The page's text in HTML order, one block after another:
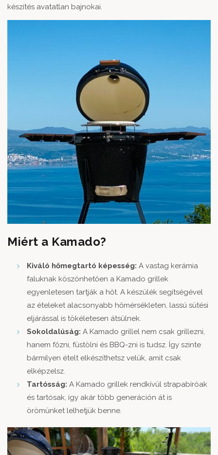
készítés avatatlan bajnokai.
Miért a Kamado?
Kiváló hőmegtartó képesség: A vastag kerámia
faluknak köszönhetően a Kamado grillek
egyenletesen tartják a hőt. A készülék segítségével
az ételeket alacsonyabb hőmérsékleten, lassú sütési
eljárással is tökéletesen átsülnek.
Sokoldalúság: A Kamado grillel nem csak grillezni,
hanem főzni, füstölni és BBQ-zni is tudsz. Így szinte
bármilyen ételt elkészíthetsz velük, amit csak
elképzelsz.
Tartósság: A Kamado grillek rendkívül strapabíróak
és tartósak, így akár több generáción át is
örömünket lelhetjük benne.